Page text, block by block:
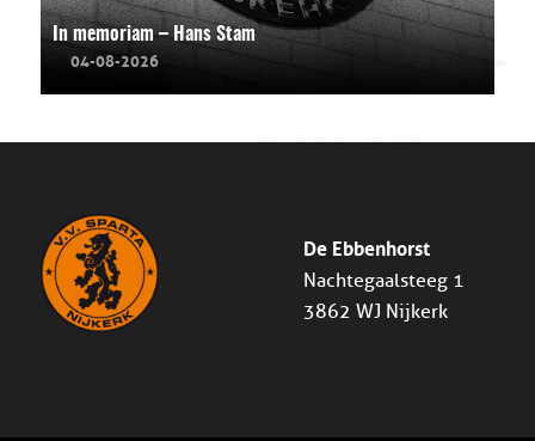
In memoriam – Hans Stam
04-08-2026
De Ebbenhorst
Nachtegaalsteeg 1
3862 WJ Nijkerk